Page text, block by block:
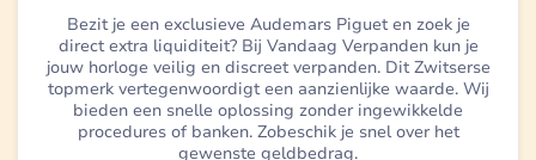
Bezit je een exclusieve Audemars Piguet en zoek je
direct extra liquiditeit? Bij Vandaag Verpanden kun je
jouw horloge veilig en discreet verpanden. Dit Zwitserse
topmerk vertegenwoordigt een aanzienlijke waarde. Wij
bieden een snelle oplossing zonder ingewikkelde
procedures of banken. Zobeschik je snel over het
gewenste geldbedrag.